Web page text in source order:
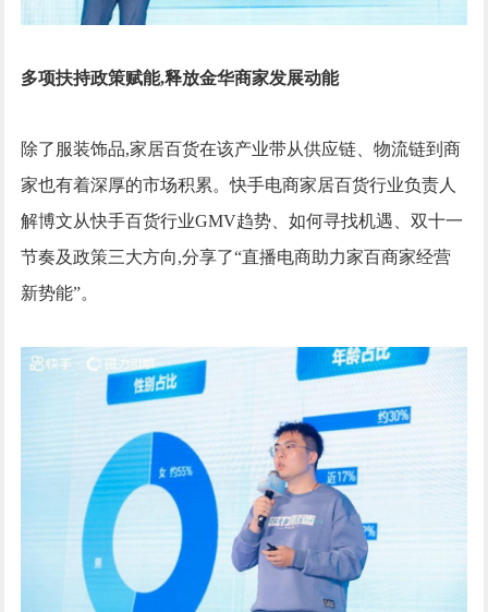
多项扶持政策赋能,释放金华商家发展动能
除了服装饰品,家居百货在该产业带从供应链、物流链到商
家也有着深厚的市场积累。快手电商家居百货行业负责人
解博文从快手百货行业GMV趋势、如何寻找机遇、双十一
节奏及政策三大方向,分享了“直播电商助力家百商家经营
新势能”。